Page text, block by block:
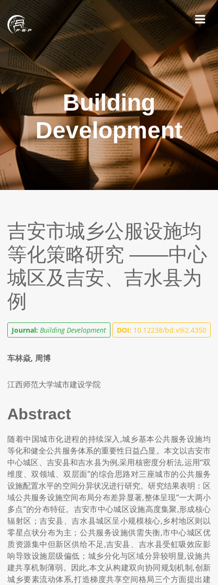
Building
Development
吉安市城乡公服设施均
等化策略研究 ——中心
城区及吉安、吉水县为
例
Journal: Building Development DOI: 10.12238/bd.v9i2.4350
车林焱, 周博
江西师范大学城市建设学院
Abstract
随着中国城市化进程的持续深入,城乡基本公共服务设施均
等化和健全公共服务体系的重要性日益凸显。本文以吉安市
中心城区、吉安县和吉水县为例,采用核密度分析法,运用“双
维度、双领域、双层面”的综合思路对三座城市的公共服务
设施配置水平的空间分异状况进行研究。研究结果表明：区
域公共服务设施空间布局分布差异显著,整体呈现“一大两小
多点”的分布特征。吉安市中心城区设施高度集聚,形成核心
辐射区；吉安县、吉水县城区呈小规模核心,乡村地区则以
零星点状分布为主；公共服务设施供需失衡,市中心城区优
质资源集中但新区供给不足,吉安县、吉水县受虹吸效应影
响导致设施层级偏低；城乡分化与区域分异较明显,设施共
建共享机制薄弱。因此,本文从构建双向协同规划机制,创新
城乡要素流动体系,打造梯度共享空间格局三个方面提出建